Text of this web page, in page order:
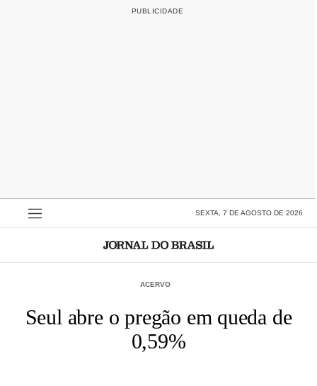
SEXTA, 7 DE AGOSTO DE 2026
ACERVO
Seul abre o pregão em queda de
0,59%